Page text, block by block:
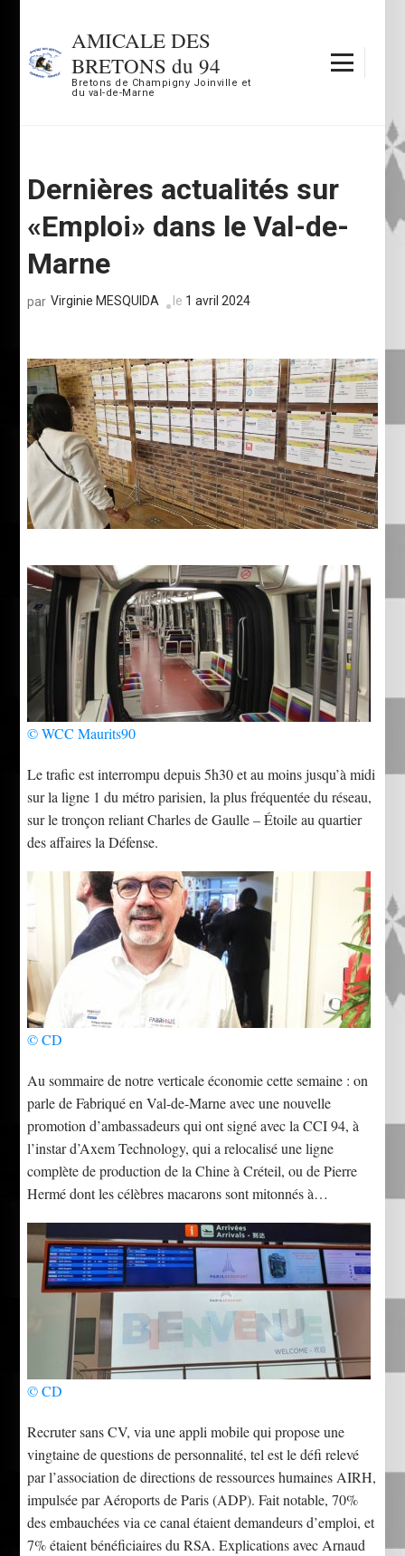
contenu
(Pressez
AMICALE DES
BRETONS du 94
Bretons de Champigny Joinville et
du val-de-Marne
Dernières actualités sur
«Emploi» dans le Val-de-
Marne
par Virginie MESQUIDA le 1 avril 2024
© WCC Maurits90
Le trafic est interrompu depuis 5h30 et au moins jusqu’à midi
sur la ligne 1 du métro parisien, la plus fréquentée du réseau,
sur le tronçon reliant Charles de Gaulle – Étoile au quartier
des affaires la Défense.
© CD
Au sommaire de notre verticale économie cette semaine : on
parle de Fabriqué en Val-de-Marne avec une nouvelle
promotion d’ambassadeurs qui ont signé avec la CCI 94, à
l’instar d’Axem Technology, qui a relocalisé une ligne
complète de production de la Chine à Créteil, ou de Pierre
Hermé dont les célèbres macarons sont mitonnés à…
© CD
Recruter sans CV, via une appli mobile qui propose une
vingtaine de questions de personnalité, tel est le défi relevé
par l’association de directions de ressources humaines AIRH,
impulsée par Aéroports de Paris (ADP). Fait notable, 70%
des embauchées via ce canal étaient demandeurs d’emploi, et
7% étaient bénéficiaires du RSA. Explications avec Arnaud